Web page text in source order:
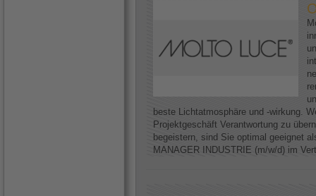
beste Lichtatmosphäre und -wirkung.
Projektgeschäft Verantwortung zu
begeistern, sind Sie optimal geeignet
MANAGER INDUSTRIE (m/w/d) im